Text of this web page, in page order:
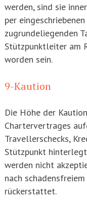
werden, sind sie
per
zugrundeliegenden
Stützpunktleiter am
worden sein.
9-Kaution
Die Höhe der
Chartervertrages
Travellerschecks,
Stützpunkt hinterlegt
werden nicht
nach
rückerstattet.